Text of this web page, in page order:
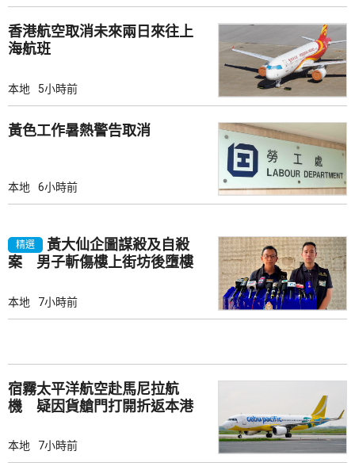
香港航空取消未來兩日來往上
海航班
本地 5小時前
黃色工作暑熱警告取消
本地 6小時前
精選
黃大仙企圖謀殺及自殺
案 男子斬傷樓上街坊後墮樓
本地 7小時前
宿霧太平洋航空赴馬尼拉航
機 疑因貨艙門打開折返本港
本地 7小時前